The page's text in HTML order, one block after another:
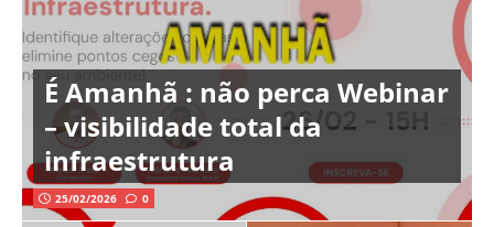
É Amanhã : não perca Webinar
– visibilidade total da
infraestrutura
25/02/2026 0